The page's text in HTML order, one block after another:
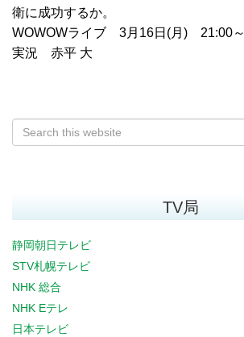
衛に成功するか。
WOWOWライブ 3月16日(月) 21:00～
実況 赤平 大
TV局
静岡朝日テレビ
STV札幌テレビ
NHK 総合
NHK Eテレ
日本テレビ